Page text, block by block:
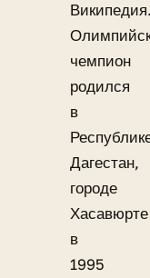
чемпион
родился
в
Дагестан,
городе
Хасавюрте
в
1995